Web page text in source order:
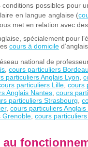
possibles pour
en langue anglaise (
met en relation avec des
spécialement pour
cours à domicile
national de
,cours particuliers
particuliers Anglais Lyon ,
particuliers Lille ,cours
Anglais Nantes ,cours
particuliers Strasbourg ,
,cours particuliers
Grenoble ,cours